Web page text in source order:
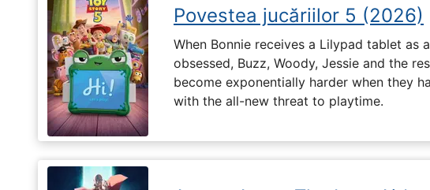
Povestea jucăriilor 5 (2026)
When Bonnie receives a Lilypad tablet as
obsessed, Buzz, Woody, Jessie and the
become exponentially harder when they
with the all-new threat to playtime.